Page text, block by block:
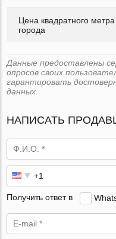
Цена квадратного
города
Данные предоставлены
опросов своих
гарантировать
данных.
НАПИСАТЬ
Получить ответ в